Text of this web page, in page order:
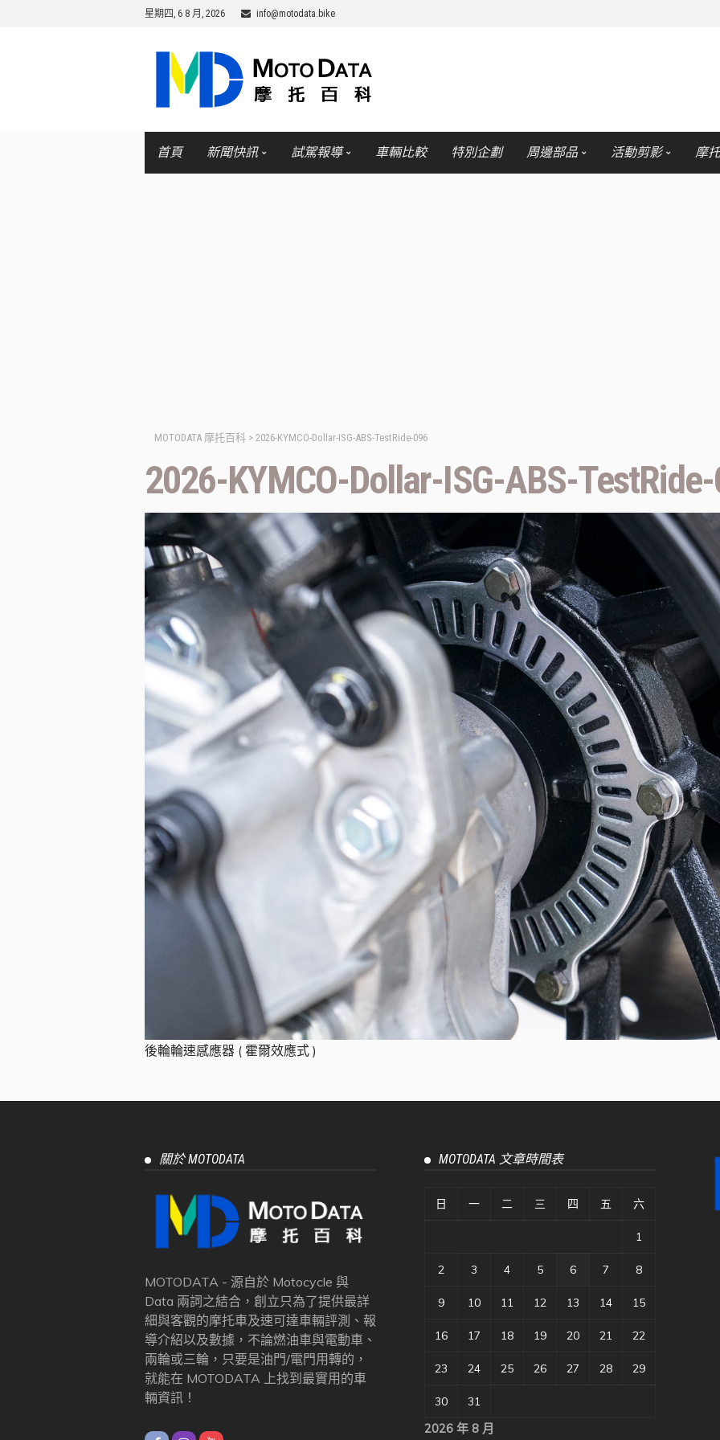
星期四, 6 8 月, 2026 info@motodata.bike
首頁 新聞快訊 試駕報導 車輛比較 特別企劃 周邊部品 活動剪影 摩
MOTODATA 摩托百科 > 2026-KYMCO-Dollar-ISG-ABS-TestRide-096
2026-KYMCO-Dollar-ISG-ABS-
後輪輪速感應器 ( 霍爾效應式 )
關於 MOTODATA
MOTODATA - 源自於 Motocycle 與
Data 兩詞之結合，創立只為了提供最詳
細與客觀的摩托車及速可達車輛評測、報
導介紹以及數據，不論燃油車與電動車、
兩輪或三輪，只要是油門/電門用轉的，
就能在 MOTODATA 上找到最實用的車
輛資訊！
MOTODATA 文章時間表
2026 年 8 月
日 一 二 三 四 五 六
1
2 3 4 5 6 7 8
9 10 11 12 13 14 15
16 17 18 19 20 21 22
23 24 25 26 27 28 29
30 31